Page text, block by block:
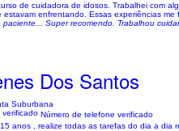
de cuidadora de idosos. Trabalhei com
enfrentando. Essas experiências me
Super recomendo. Trabalhou
Dos Santos
Suburbana
Número de telefone verificado
anos , realize todas as tarefas do dia a